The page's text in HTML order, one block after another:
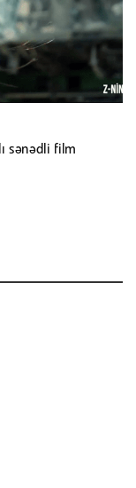
sənədli film